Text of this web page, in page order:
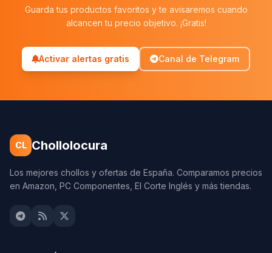
Guarda tus productos favoritos y te avisaremos cuando
alcancen tu precio objetivo. ¡Gratis!
Activar alertas gratis Canal de Telegram
CL Chollolocura
Los mejores chollos y ofertas de España. Comparamos precios
en Amazon, PC Componentes, El Corte Inglés y más tiendas.